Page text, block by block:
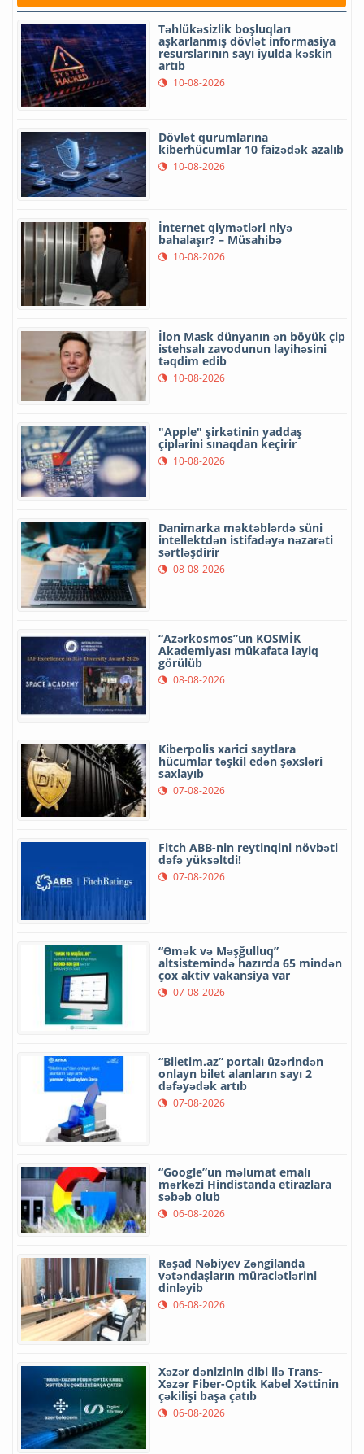
Təhlükəsizlik boşluqları
aşkarlanmış dövlət informasiya
resurslarının sayı iyulda kəskin
artıb
10-08-2026
Dövlət qurumlarına
kiberhücumlar 10 faizədək azalıb
10-08-2026
İnternet qiymətləri niyə
bahalaşır? – Müsahibə
10-08-2026
İlon Mask dünyanın ən böyük çip
istehsalı zavodunun layihəsini
təqdim edib
10-08-2026
"Apple" şirkətinin yaddaş
çiplərini sınaqdan keçirir
10-08-2026
Danimarka məktəblərdə süni
intellektdən istifadəyə nəzarəti
sərtləşdirir
08-08-2026
“Azərkosmos”un KOSMİK
Akademiyası mükafata layiq
görülüb
08-08-2026
Kiberpolis xarici saytlara
hücumlar təşkil edən şəxsləri
saxlayıb
07-08-2026
Fitch ABB-nin reytinqini növbəti
dəfə yüksəltdi!
07-08-2026
“Əmək və Məşğulluq”
altsistemində hazırda 65 mindən
çox aktiv vakansiya var
07-08-2026
“Biletim.az” portalı üzərindən
onlayn bilet alanların sayı 2
dəfəyədək artıb
07-08-2026
“Google”un məlumat emalı
mərkəzi Hindistanda etirazlara
səbəb olub
06-08-2026
Rəşad Nəbiyev Zəngilanda
vətəndaşların müraciətlərini
dinləyib
06-08-2026
Xəzər dənizinin dibi ilə Trans-
Xəzər Fiber-Optik Kabel Xəttinin
çəkilişi başa çatıb
06-08-2026